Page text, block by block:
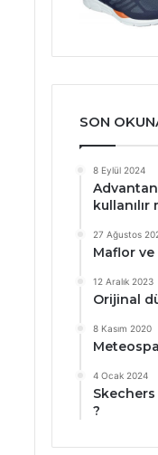
SON
8 Eylül 2024
kullanılır
27 Ağustos
Maflor
12 Aralık 2023
Orijinal
8 Kasım 2020
4 Ocak 2024
Skechers
?